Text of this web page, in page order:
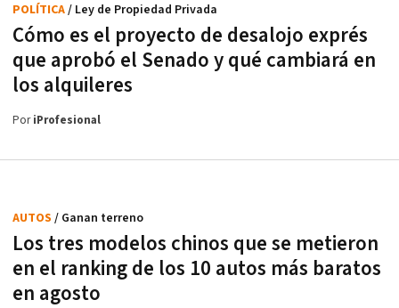
Cómo es el proyecto de desalojo exprés
que aprobó el Senado y qué cambiará en
los alquileres
POLÍTICA/ Ley de Propiedad Privada
PoriProfesional
Los tres modelos chinos que se metieron
en el ranking de los 10 autos más baratos
en agosto
AUTOS / Ganan terreno